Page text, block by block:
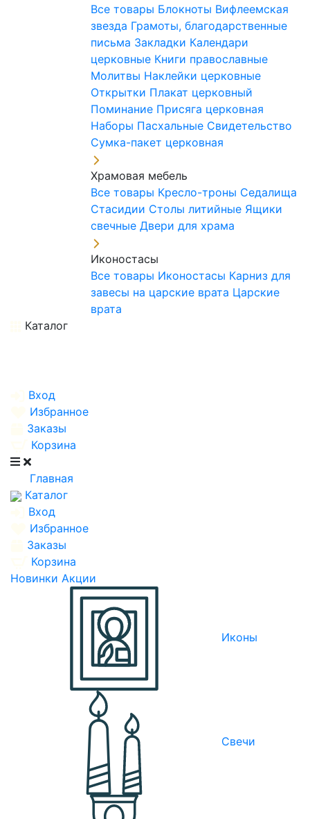
Все товары Блокноты Вифлеемская
звезда Грамоты, благодарственные
письма Закладки Календари
церковные Книги православные
Молитвы Наклейки церковные
Открытки Плакат церковный
Поминание Присяга церковная
Наборы Пасхальные Свидетельство
Сумка-пакет церковная
Храмовая мебель
Все товары Кресло-троны Седалища
Стасидии Столы литийные Ящики
свечные Двери для храма
Иконостасы
Все товары Иконостасы Карниз для
завесы на царские врата Царские
врата
Каталог
Вход
Избранное
Заказы
Корзина
Главная
Каталог
Вход
Избранное
Заказы
Корзина
Новинки Акции
Иконы
Свечи